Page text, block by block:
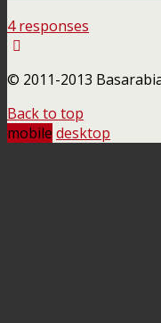
4 responses
© 2011-2013
Back to top
mobile desktop